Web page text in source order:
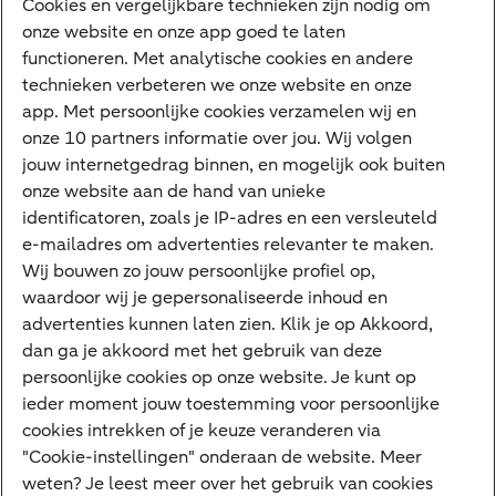
VraagHugo
Corporate Finance
Tikkie zakelijk
Cyber Veilig & Zeker
Private Banking
Interessant
Sectoren & trends
Ondernemersverhalen
Valutacentrum
Alles over PSD2
Business Community
Cookies en vergelijkbare technieken zijn nodig om
onze website en onze app goed te laten
functioneren. Met analytische cookies en andere
technieken verbeteren we onze website en onze
app. Met persoonlijke cookies verzamelen wij en
onze 10 partners informatie over jou. Wij volgen
jouw internetgedrag binnen, en mogelijk ook buiten
onze website aan de hand van unieke
identificatoren, zoals je IP-adres en een versleuteld
e-mailadres om advertenties relevanter te maken.
Wij bouwen zo jouw persoonlijke profiel op,
waardoor wij je gepersonaliseerde inhoud en
advertenties kunnen laten zien. Klik je op Akkoord,
dan ga je akkoord met het gebruik van deze
persoonlijke cookies op onze website. Je kunt op
ieder moment jouw toestemming voor persoonlijke
cookies intrekken of je keuze veranderen via
"Cookie-instellingen" onderaan de website. Meer
weten? Je leest meer over het gebruik van cookies